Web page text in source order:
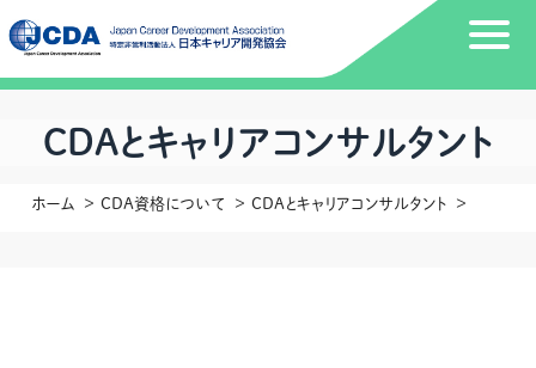
CDAとキャリアコンサルタント
ホーム CDA資格について CDAとキャリアコンサルタント